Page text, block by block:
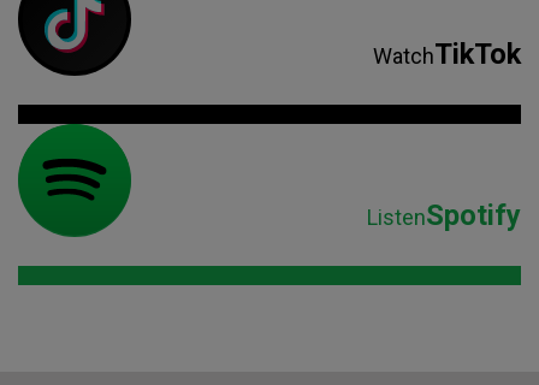
WatchTikTok
ListenSpotify